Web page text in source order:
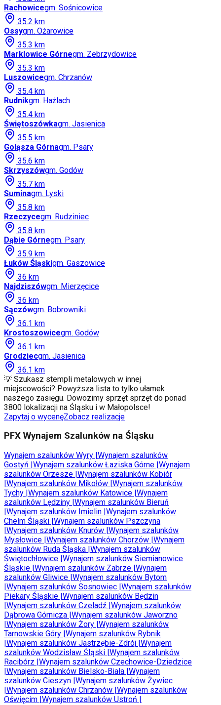
Rachowicegm. Sośnicowice
35.2 km
Ossygm. Ożarowice
35.3 km
Marklowice Górnegm. Zebrzydowice
35.3 km
Luszowicegm. Chrzanów
35.4 km
Rudnikgm. Hażlach
35.4 km
Świętoszówkagm. Jasienica
35.5 km
Goląsza Górnagm. Psary
35.6 km
Skrzyszówgm. Godów
35.7 km
Suminagm. Lyski
35.8 km
Rzeczycegm. Rudziniec
35.8 km
Dąbie Górnegm. Psary
35.9 km
Łuków Śląskigm. Gaszowice
36 km
Najdziszówgm. Mierzęcice
36 km
Sączówgm. Bobrowniki
36.1 km
Krostoszowicegm. Godów
36.1 km
Grodziecgm. Jasienica
36.1 km
💡 Szukasz stempli metalowych w innej
miejscowości? Powyższa lista to tylko ułamek
naszego zasięgu. Dowozimy sprzęt sprzęt do ponad
3800 lokalizacji na Śląsku i w Małopolsce!
Zapytaj o wycenęZobacz realizacje
PFX Wynajem Szalunków na Śląsku
Wynajem szalunków Wyry Wynajem szalunków
Gostyń Wynajem szalunków Łaziska Górne Wynajem
szalunków Orzesze Wynajem szalunków Kobiór
Wynajem szalunków Mikołów Wynajem szalunków
Tychy Wynajem szalunków Katowice Wynajem
szalunków Lędziny Wynajem szalunków Bieruń
Wynajem szalunków Imielin Wynajem szalunków
Chełm Śląski Wynajem szalunków Pszczyna
Wynajem szalunków Knurów Wynajem szalunków
Mysłowice Wynajem szalunków Chorzów Wynajem
szalunków Ruda Śląska Wynajem szalunków
Świętochłowice Wynajem szalunków Siemianowice
Śląskie Wynajem szalunków Zabrze Wynajem
szalunków Gliwice Wynajem szalunków Bytom
Wynajem szalunków Sosnowiec Wynajem szalunków
Piekary Śląskie Wynajem szalunków Będzin
Wynajem szalunków Czeladź Wynajem szalunków
Dąbrowa Górnicza Wynajem szalunków Jaworzno
Wynajem szalunków Żory Wynajem szalunków
Tarnowskie Góry Wynajem szalunków Rybnik
Wynajem szalunków Jastrzębie-Zdrój Wynajem
szalunków Wodzisław Śląski Wynajem szalunków
Racibórz Wynajem szalunków Czechowice-Dziedzice
Wynajem szalunków Bielsko-Biała Wynajem
szalunków Cieszyn Wynajem szalunków Żywiec
Wynajem szalunków Chrzanów Wynajem szalunków
Oświęcim Wynajem szalunków Ustroń